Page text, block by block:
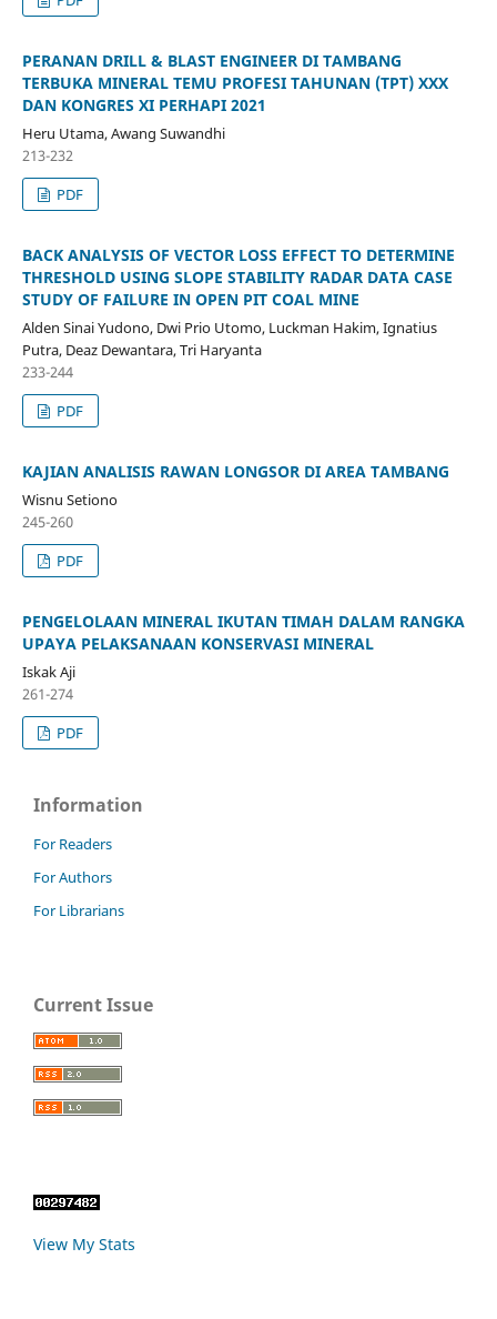
PERANAN DRILL & BLAST ENGINEER DI TAMBANG
TERBUKA MINERAL TEMU PROFESI TAHUNAN (TPT) XXX
DAN KONGRES XI PERHAPI 2021
Heru Utama, Awang Suwandhi
213-232
PDF
BACK ANALYSIS OF VECTOR LOSS EFFECT TO DETERMINE
THRESHOLD USING SLOPE STABILITY RADAR DATA CASE
STUDY OF FAILURE IN OPEN PIT COAL MINE
Alden Sinai Yudono, Dwi Prio Utomo, Luckman Hakim, Ignatius
Putra, Deaz Dewantara, Tri Haryanta
233-244
PDF
KAJIAN ANALISIS RAWAN LONGSOR DI AREA TAMBANG
Wisnu Setiono
245-260
PDF
PENGELOLAAN MINERAL IKUTAN TIMAH DALAM RANGKA
UPAYA PELAKSANAAN KONSERVASI MINERAL
Iskak Aji
261-274
PDF
Information
For Readers
For Authors
For Librarians
Current Issue
View My Stats